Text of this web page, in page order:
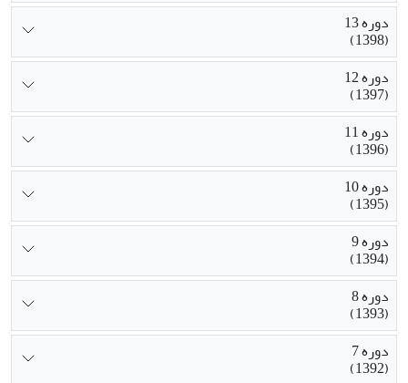
دوره 13
(1398)
دوره 12
(1397)
دوره 11
(1396)
دوره 10
(1395)
دوره 9
(1394)
دوره 8
(1393)
دوره 7
(1392)